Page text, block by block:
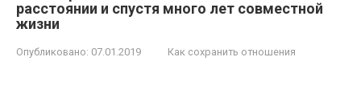
расстоянии и спустя много лет совместной
жизни
Опубликовано: 07.01.2019 Как сохранить отношения